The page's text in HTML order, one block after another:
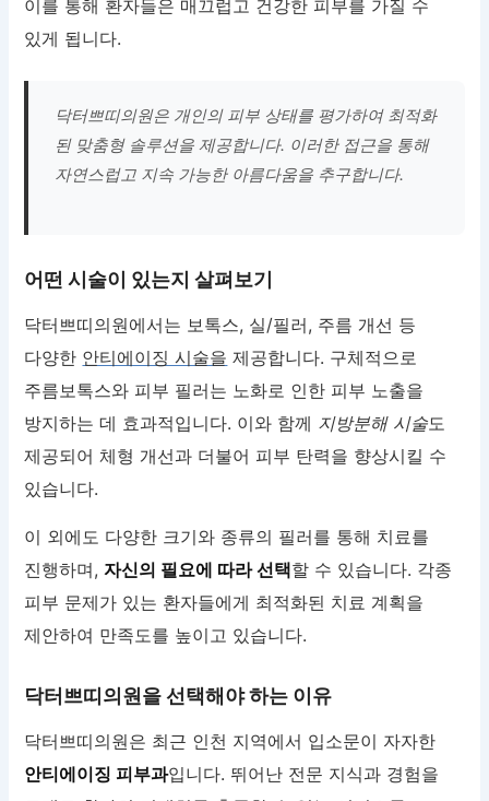
이를 통해 환자들은 매끄럽고 건강한 피부를 가질 수
있게 됩니다.
닥터쁘띠의원은 개인의 피부 상태를 평가하여 최적화
된 맞춤형 솔루션을 제공합니다. 이러한 접근을 통해
자연스럽고 지속 가능한 아름다움을 추구합니다.
어떤 시술이 있는지 살펴보기
닥터쁘띠의원에서는 보톡스, 실/필러, 주름 개선 등
다양한 안티에이징 시술을 제공합니다. 구체적으로
주름보톡스와 피부 필러는 노화로 인한 피부 노출을
방지하는 데 효과적입니다. 이와 함께 지방분해 시술도
제공되어 체형 개선과 더불어 피부 탄력을 향상시킬 수
있습니다.
이 외에도 다양한 크기와 종류의 필러를 통해 치료를
진행하며,자신의 필요에 따라 선택할 수 있습니다. 각종
피부 문제가 있는 환자들에게 최적화된 치료 계획을
제안하여 만족도를 높이고 있습니다.
닥터쁘띠의원을 선택해야 하는 이유
닥터쁘띠의원은 최근 인천 지역에서 입소문이 자자한
안티에이징 피부과입니다. 뛰어난 전문 지식과 경험을